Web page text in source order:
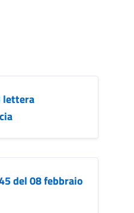
lettera
del 08 febbraio